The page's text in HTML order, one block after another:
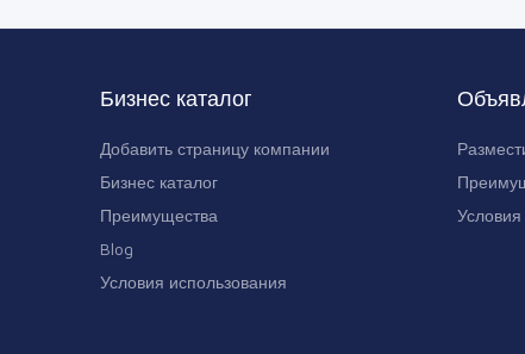
Бизнес каталог
Добавить страницу компании
Бизнес каталог
Преимущества
Blog
Условия использования
Условия